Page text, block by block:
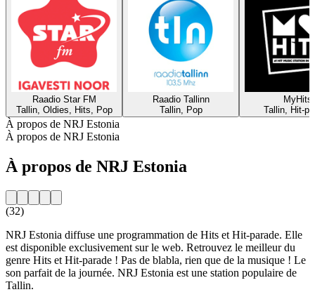
Raadio Star FM
Tallin, Oldies, Hits, Pop
Raadio Tallinn
Tallin, Pop
MyHits
Tallin, Hit-
À propos de NRJ Estonia
À propos de NRJ Estonia
À propos de NRJ Estonia
(32)
NRJ Estonia diffuse une programmation de Hits et Hit-parade. Elle
est disponible exclusivement sur le web. Retrouvez le meilleur du
genre Hits et Hit-parade ! Pas de blabla, rien que de la musique ! Le
son parfait de la journée. NRJ Estonia est une station populaire de
Tallin.